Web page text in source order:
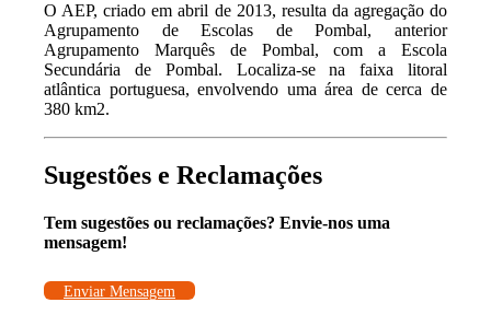
O AEP, criado em abril de 2013, resulta da agregação do
Agrupamento de Escolas de Pombal, anterior
Agrupamento Marquês de Pombal, com a Escola
Secundária de Pombal. Localiza-se na faixa litoral
atlântica portuguesa, envolvendo uma área de cerca de
380 km2.
Sugestões e Reclamações
Tem sugestões ou reclamações? Envie-nos uma
mensagem!
Enviar Mensagem